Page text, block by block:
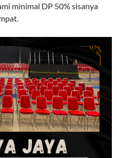
minimal DP 50% sisanya